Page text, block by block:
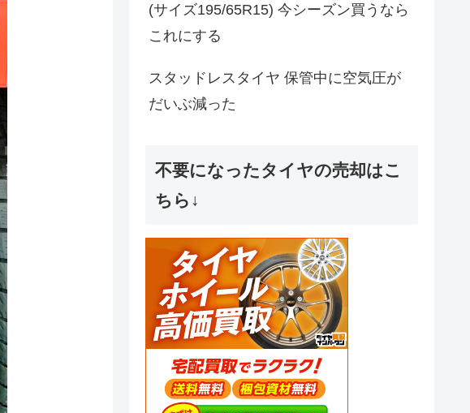
(サイズ195/65R15) 今シーズン買うなら
これにする
スタッドレスタイヤ 保管中に空気圧が
だいぶ減った
不要になったタイヤの売却はこ
ちら↓